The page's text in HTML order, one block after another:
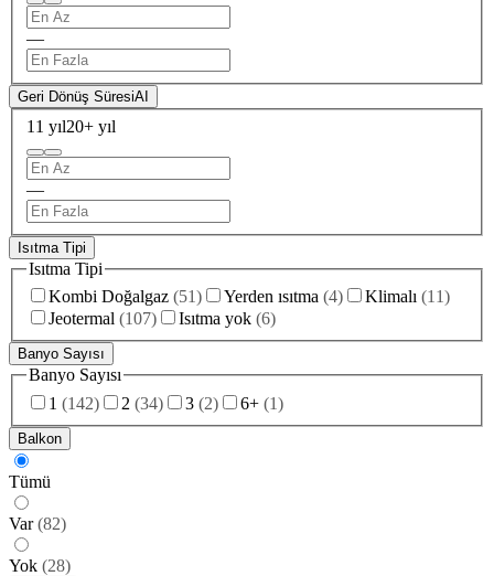
—
Geri Dönüş SüresiAI
11 yıl20+ yıl
—
Isıtma Tipi
Isıtma Tipi
Kombi Doğalgaz (51) Yerden ısıtma (4) Klimalı (11)
Jeotermal (107) Isıtma yok (6)
Banyo Sayısı
Banyo Sayısı
1 (142) 2 (34) 3 (2) 6+ (1)
Balkon
Tümü
Var (82)
Yok (28)